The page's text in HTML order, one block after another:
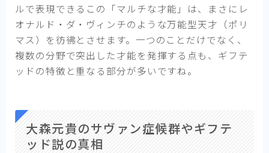
ルで表現できるこの「マルチな才能」は、まさにレ
オナルド・ダ・ヴィンチのような万能型天才（ポリ
マス）を彷彿とさせます。一つのことだけでなく、
複数の分野で突出した才能を発揮する点も、ギフテ
ッドの特徴と重なる部分が多いですね。
大森元貴のサヴァン症候群やギフテ
ッド説の真相